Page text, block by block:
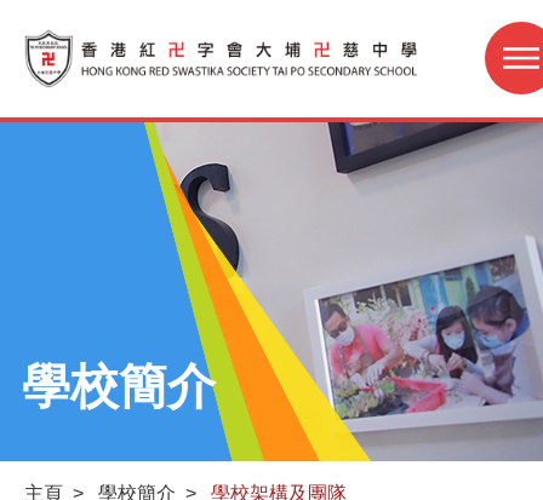
學校簡介
主頁 > 學校簡介 > 學校架構及團隊